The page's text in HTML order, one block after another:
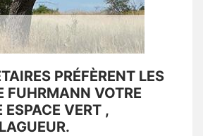
PRÉFÈRENT LES
FUHRMANN VOTRE
VERT ,